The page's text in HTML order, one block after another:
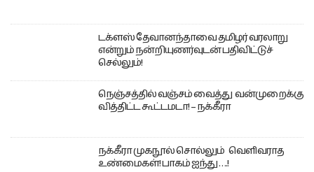
டக்ளஸ் தேவானந்தாவை தமிழர் வரலாறு
என்றும் நன்றியுணர்வுடன் பதிவிட்டுச்
செல்லும்!
நெஞ்சத்தில் வஞ்சம் வைத்து வன்முறைக்கு
வித்திட்ட கூட்டமடா! – நக்கீரா
நக்கீரா முகநூல் சொல்லும் வெளிவராத
உண்மைகள்! பாகம் ஐந்து ….!